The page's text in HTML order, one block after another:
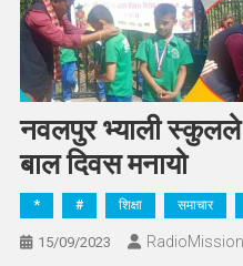
नवलपुर भ्याली स्कुलले
बाल दिवस मनायो
* # शिक्षा समाचार
15/09/2023 RadioMission